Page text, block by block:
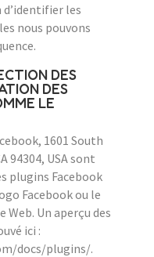
les
nous pouvons
DES
DES
LE
1601 South
94304, USA sont
plugins Facebook
Facebook ou le
Web. Un aperçu des
ici :
docs/plugins/.